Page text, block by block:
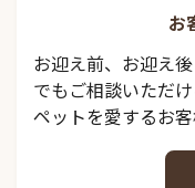
お
お迎え前、お迎え
でもご相談いただ
ペットを愛するお客